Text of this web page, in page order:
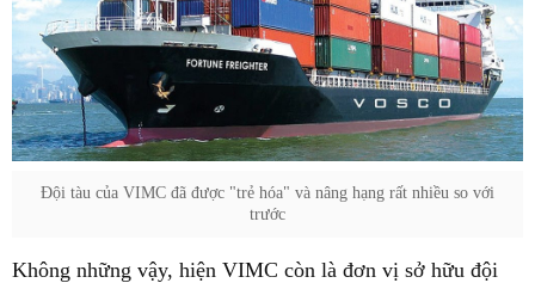
Đội tàu của VIMC đã được "trẻ hóa" và nâng hạng rất nhiều so với
trước
Không những vậy, hiện VIMC còn là đơn vị sở hữu đội